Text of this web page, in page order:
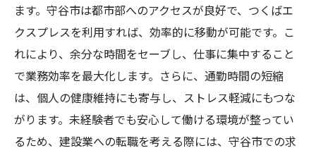
ます。守谷市は都市部へのアクセスが良好で、つくばエ
クスプレスを利用すれば、効率的に移動が可能です。こ
れにより、余分な時間をセーブし、仕事に集中すること
で業務効率を最大化します。さらに、通勤時間の短縮
は、個人の健康維持にも寄与し、ストレス軽減にもつな
がります。未経験者でも安心して働ける環境が整ってい
るため、建設業への転職を考える際には、守谷市での求